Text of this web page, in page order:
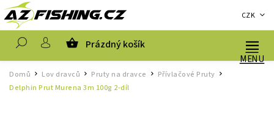
CZK
Prázdný košík
Domů / Lov dravců / Pruty na dravce Přívlačové Pruty
Delphin Prut Murena 3m 100g 2-díl